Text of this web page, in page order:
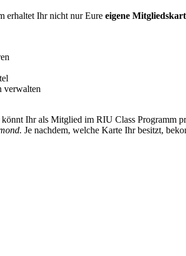
erhaltet Ihr nicht nur Eure eigene
verwalten
Ihr als Mitglied im RIU Class Programm
Je nachdem, welche Karte Ihr besitzt,